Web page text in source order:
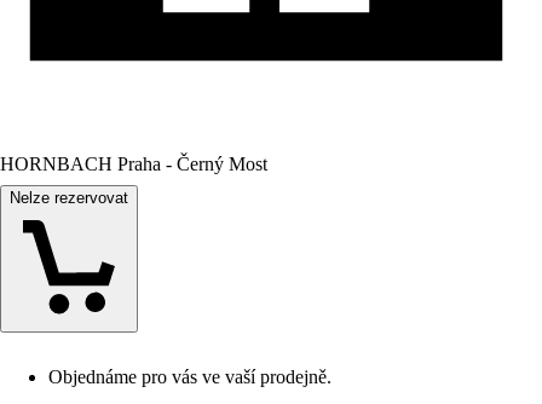
HORNBACH Praha - Černý Most
Nelze rezervovat
Objednáme pro vás ve vaší prodejně.